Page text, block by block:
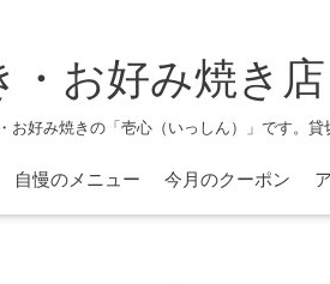
お好み焼き店
お好み焼きの「壱心（いっしん）」です。貸
自慢のメニュー 今月のクーポン